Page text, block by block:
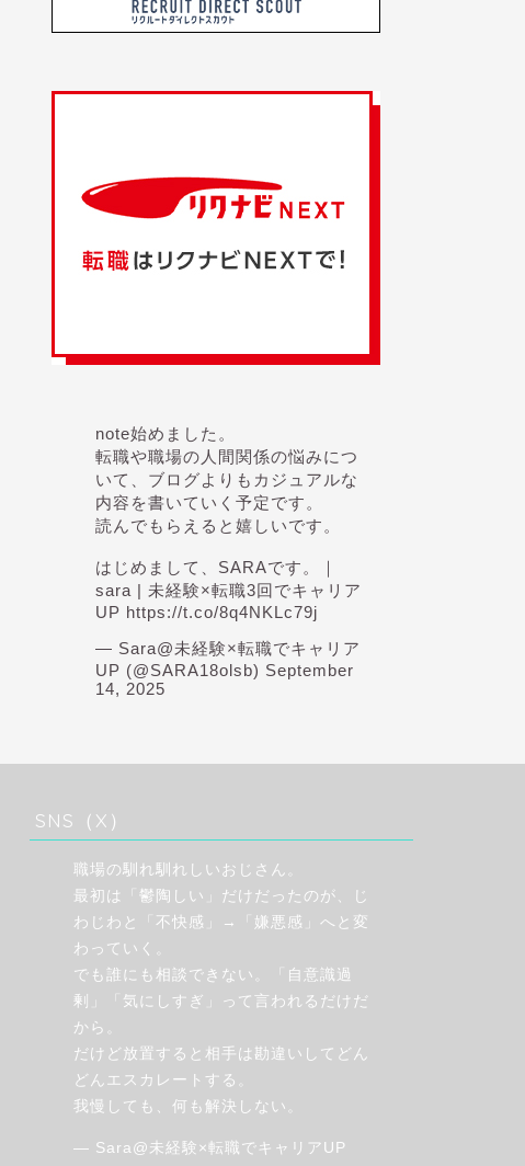
note始めました。
転職や職場の人間関係の悩みにつ
いて、ブログよりもカジュアルな
内容を書いていく予定です。
読んでもらえると嬉しいです。
はじめまして、SARAです。｜
sara | 未経験×転職3回でキャリア
UP https://t.co/8q4NKLc79j
— Sara@未経験×転職でキャリア
UP (@SARA18olsb) September
14, 2025
SNS（X）
職場の馴れ馴れしいおじさん。
最初は「鬱陶しい」だけだったのが、じ
わじわと「不快感」→「嫌悪感」へと変
わっていく。
でも誰にも相談できない。「自意識過
剰」「気にしすぎ」って言われるだけだ
から。
だけど放置すると相手は勘違いしてどん
どんエスカレートする。
我慢しても、何も解決しない。
— Sara@未経験×転職でキャリアUP